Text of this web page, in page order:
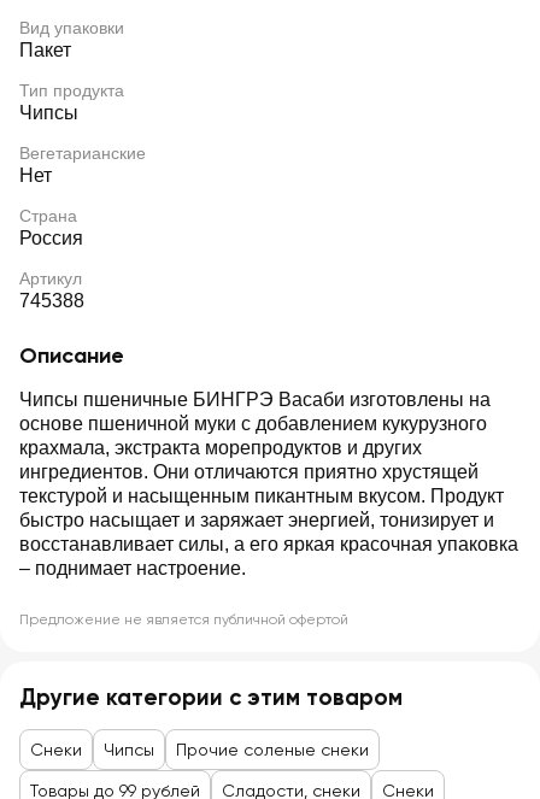
Вид упаковки
Пакет
Тип продукта
Чипсы
Вегетарианские
Нет
Страна
Россия
Артикул
745388
Описание
Чипсы пшеничные БИНГРЭ Васаби изготовлены на
основе пшеничной муки с добавлением кукурузного
крахмала, экстракта морепродуктов и других
ингредиентов. Они отличаются приятно хрустящей
текстурой и насыщенным пикантным вкусом. Продукт
быстро насыщает и заряжает энергией, тонизирует и
восстанавливает силы, а его яркая красочная упаковка
– поднимает настроение.
Предложение не является публичной офертой
Другие категории с этим товаром
Снеки Чипсы Прочие соленые снеки
Товары до 99 рублей Сладости, снеки Снеки